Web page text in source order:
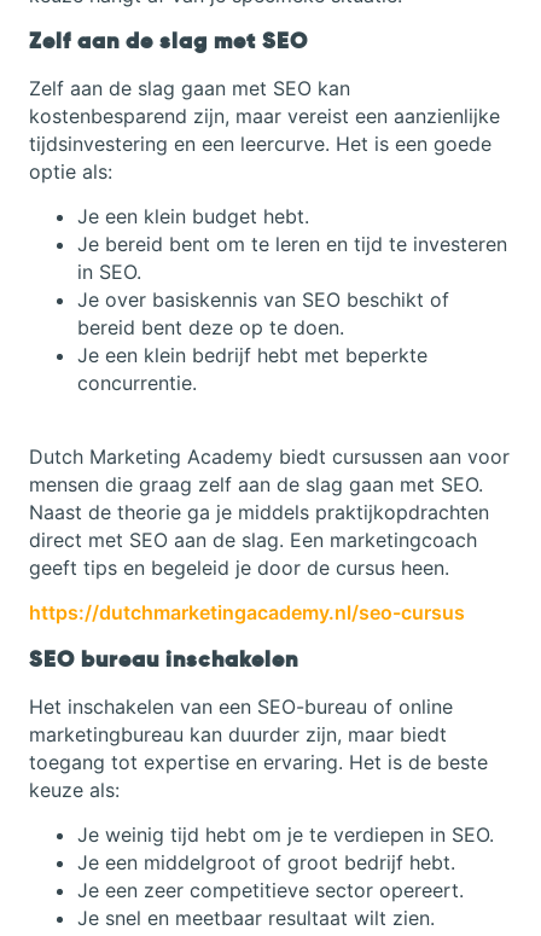
Zelf aan de slag met SEO
Zelf aan de slag gaan met SEO kan
kostenbesparend zijn, maar vereist een aanzienlijke
tijdsinvestering en een leercurve. Het is een goede
optie als:
Je een klein budget hebt.
Je bereid bent om te leren en tijd te investeren
in SEO.
Je over basiskennis van SEO beschikt of
bereid bent deze op te doen.
Je een klein bedrijf hebt met beperkte
concurrentie.
Dutch Marketing Academy biedt cursussen aan voor
mensen die graag zelf aan de slag gaan met SEO.
Naast de theorie ga je middels praktijkopdrachten
direct met SEO aan de slag. Een marketingcoach
geeft tips en begeleid je door de cursus heen.
https://dutchmarketingacademy.nl/seo-cursus
SEO bureau inschakelen
Het inschakelen van een SEO-bureau of online
marketingbureau kan duurder zijn, maar biedt
toegang tot expertise en ervaring. Het is de beste
keuze als:
Je weinig tijd hebt om je te verdiepen in SEO.
Je een middelgroot of groot bedrijf hebt.
Je een zeer competitieve sector opereert.
Je snel en meetbaar resultaat wilt zien.